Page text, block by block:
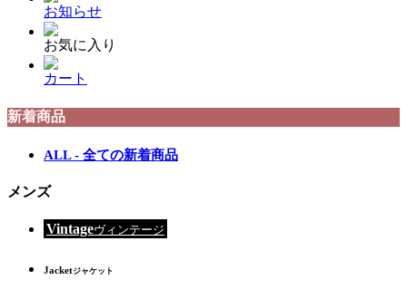
お知らせ
お気に入り
カート
新着商品
ALL - 全ての新着商品
メンズ
Vintageヴィンテージ
Jacketジャケット